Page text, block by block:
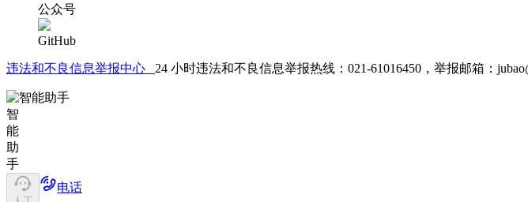
公众号
GitHub
违法和不良信息举报中心 24 小时违法和不良信息举报热线：021-61016450，举报邮箱：
智
能
助
手
电话